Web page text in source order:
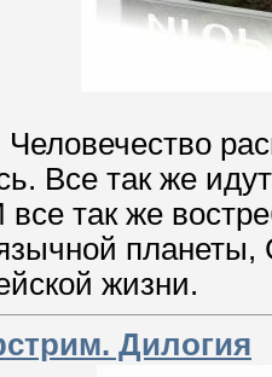
Все так же
так же
планеты,
жизни.
Дилогия